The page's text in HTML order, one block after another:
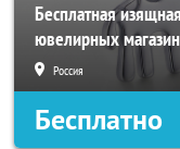
Бесплатная
ювелирных
Россия
Бесплатно